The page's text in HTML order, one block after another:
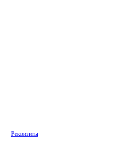
Реквизиты